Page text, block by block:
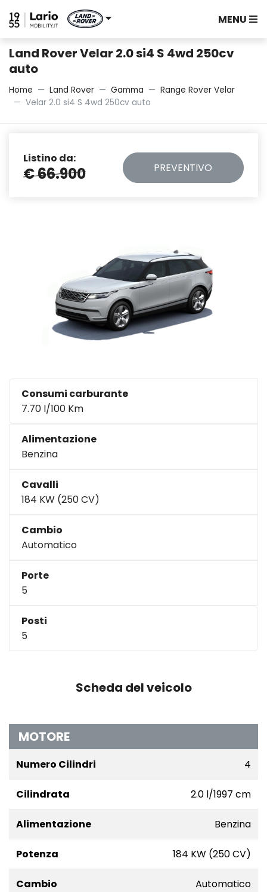
MENU
Land Rover Velar 2.0 si4 S 4wd 250cv
auto
Home Land Rover Gamma
Range Rover Velar
Velar 2.0 si4 S 4wd 250cv auto
Listino da:
€ 66.900 PREVENTIVO
Consumi carburante
7.70 l/100 Km
Alimentazione
Benzina
Cavalli
184 KW (250 CV)
Cambio
Automatico
Porte
5
Posti
5
Scheda del veicolo
MOTORE
Numero Cilindri 4
Cilindrata 2.0 l/1997 cm
Alimentazione Benzina
Potenza 184 KW (250 CV)
Cambio Automatico